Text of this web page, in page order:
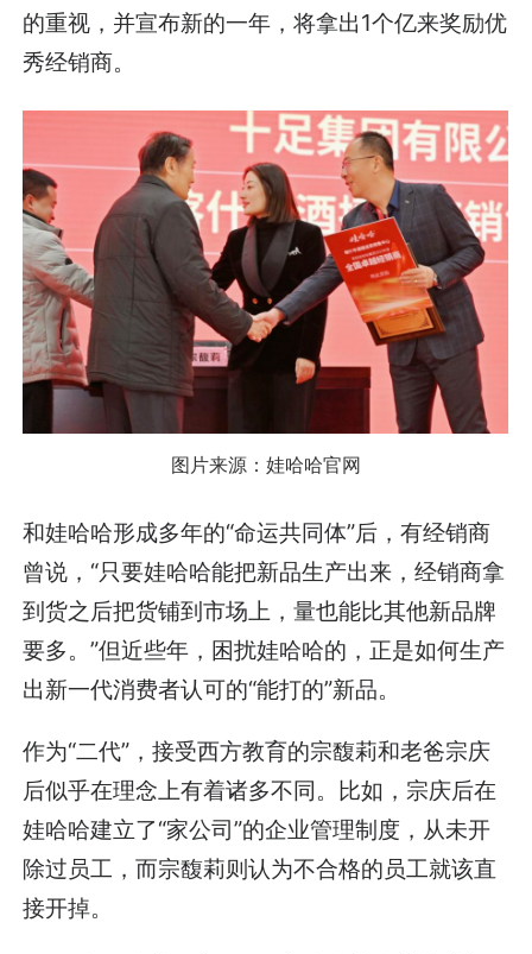
的重视，并宣布新的一年，将拿出1个亿来奖励优
秀经销商。
图片来源：娃哈哈官网
和娃哈哈形成多年的“命运共同体”后，有经销商
曾说，“只要娃哈哈能把新品生产出来，经销商拿
到货之后把货铺到市场上，量也能比其他新品牌
要多。”但近些年，困扰娃哈哈的，正是如何生产
出新一代消费者认可的“能打的”新品。
作为“二代”，接受西方教育的宗馥莉和老爸宗庆
后似乎在理念上有着诸多不同。比如，宗庆后在
娃哈哈建立了“家公司”的企业管理制度，从未开
除过员工，而宗馥莉则认为不合格的员工就该直
接开掉。